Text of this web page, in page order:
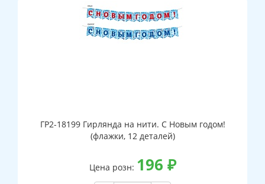
ГР2-18199 Гирлянда на нити. С Новым годом!
(флажки, 12 деталей)
Цена розн: 196 ₽